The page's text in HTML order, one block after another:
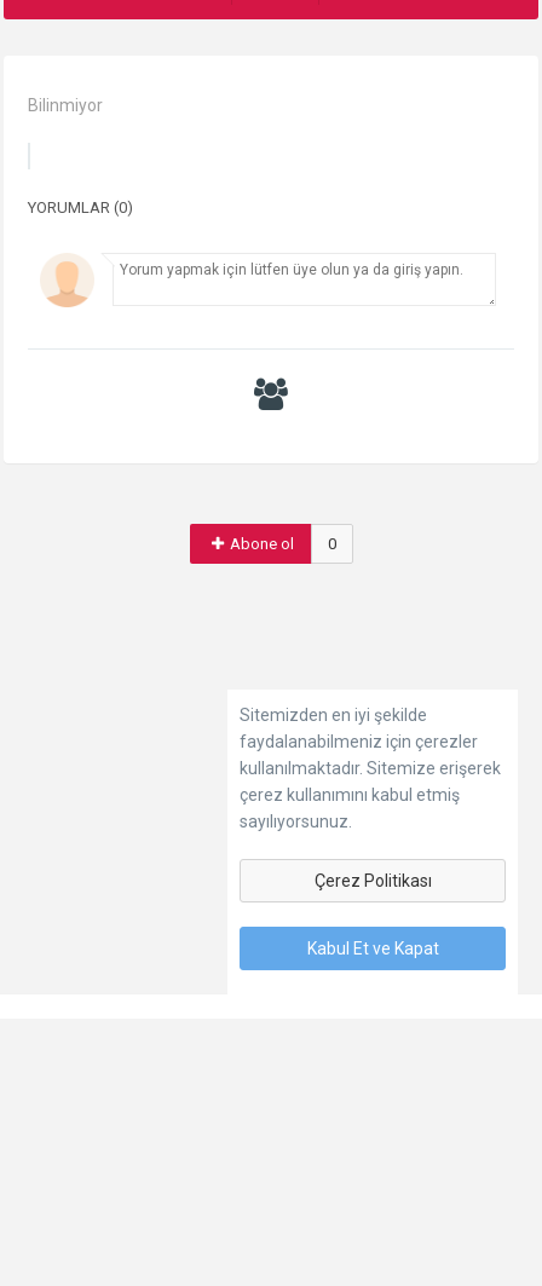
Bilinmiyor
YORUMLAR (0)
Abone ol 0
Sitemizden en iyi şekilde
faydalanabilmeniz için çerezler
kullanılmaktadır. Sitemize erişerek
çerez kullanımını kabul etmiş
sayılıyorsunuz.
Çerez Politikası
Kabul Et ve Kapat